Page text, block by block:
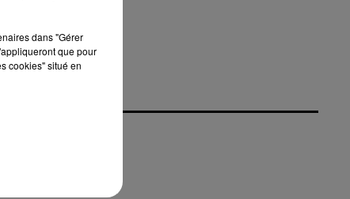
dans "Gérer
que pour
cookies" situé en